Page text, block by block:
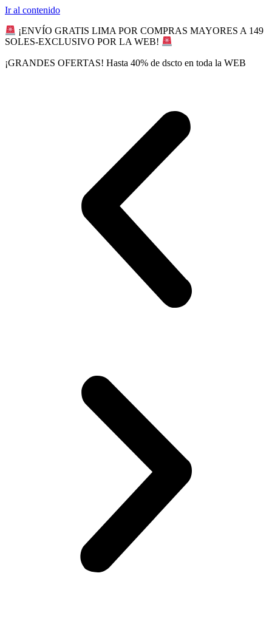
Ir al contenido
¡ENVÍO GRATIS LIMA POR COMPRAS MAYORES A 149
SOLES-EXCLUSIVO POR LA WEB!
¡GRANDES OFERTAS! Hasta 40% de dscto en toda la WEB